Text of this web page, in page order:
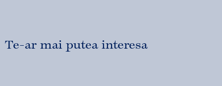
Te-ar mai putea interesa